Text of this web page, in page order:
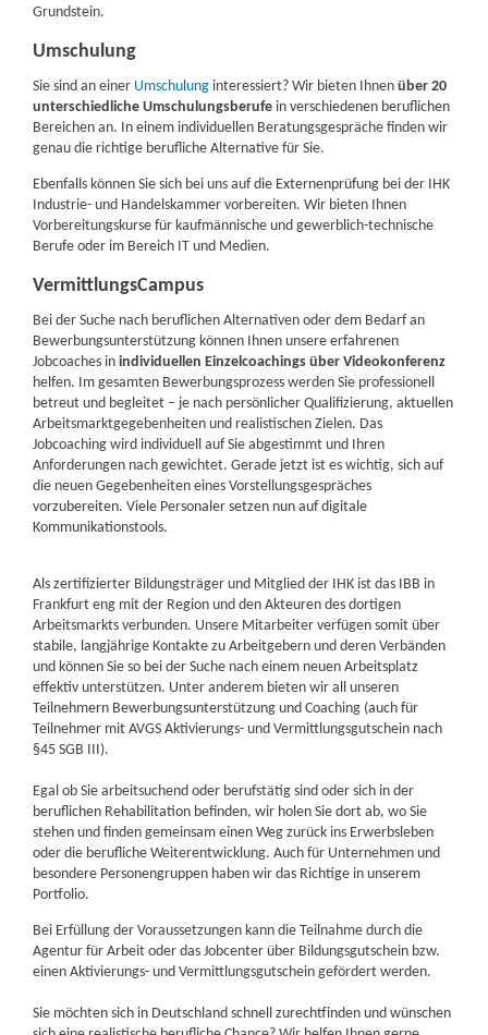
Grundstein.
Umschulung
Sie sind an einer Umschulung interessiert? Wir bieten Ihnenüber 20
unterschiedliche Umschulungsberufe in verschiedenen beruflichen
Bereichen an. In einem individuellen Beratungsgespräche finden wir
genau die richtige berufliche Alternative für Sie.
Ebenfalls können Sie sich bei uns auf die Externenprüfung bei der IHK
Industrie- und Handelskammer vorbereiten. Wir bieten Ihnen
Vorbereitungskurse für kaufmännische und gewerblich-technische
Berufe oder im Bereich IT und Medien.
VermittlungsCampus
Bei der Suche nach beruflichen Alternativen oder dem Bedarf an
Bewerbungsunterstützung können Ihnen unsere erfahrenen
Jobcoaches inindividuellen Einzelcoachings über Videokonferenz
helfen. Im gesamten Bewerbungsprozess werden Sie professionell
betreut und begleitet – je nach persönlicher Qualifizierung, aktuellen
Arbeitsmarktgegebenheiten und realistischen Zielen. Das
Jobcoaching wird individuell auf Sie abgestimmt und Ihren
Anforderungen nach gewichtet. Gerade jetzt ist es wichtig, sich auf
die neuen Gegebenheiten eines Vorstellungsgespräches
vorzubereiten. Viele Personaler setzen nun auf digitale
Kommunikationstools.
Als zertifizierter Bildungsträger und Mitglied der IHK ist das IBB in
Frankfurt eng mit der Region und den Akteuren des dortigen
Arbeitsmarkts verbunden. Unsere Mitarbeiter verfügen somit über
stabile, langjährige Kontakte zu Arbeitgebern und deren Verbänden
und können Sie so bei der Suche nach einem neuen Arbeitsplatz
effektiv unterstützen. Unter anderem bieten wir all unseren
Teilnehmern Bewerbungsunterstützung und Coaching (auch für
Teilnehmer mit AVGS Aktivierungs- und Vermittlungsgutschein nach
§45 SGB III).
Egal ob Sie arbeitsuchend oder berufstätig sind oder sich in der
beruflichen Rehabilitation befinden, wir holen Sie dort ab, wo Sie
stehen und finden gemeinsam einen Weg zurück ins Erwerbsleben
oder die berufliche Weiterentwicklung. Auch für Unternehmen und
besondere Personengruppen haben wir das Richtige in unserem
Portfolio.
Bei Erfüllung der Voraussetzungen kann die Teilnahme durch die
Agentur für Arbeit oder das Jobcenter über Bildungsgutschein bzw.
einen Aktivierungs- und Vermittlungsgutschein gefördert werden.
Sie möchten sich in Deutschland schnell zurechtfinden und wünschen